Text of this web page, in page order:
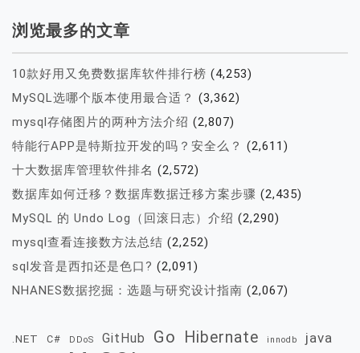
浏览最多的文章
10款好用又免费数据库软件排行榜 (4,253)
MySQL选哪个版本使用最合适？ (3,362)
mysql存储图片的两种方法介绍 (2,807)
特能行APP是特斯拉开发的吗？安全么？ (2,611)
十大数据库管理软件排名 (2,572)
数据库如何迁移？数据库数据迁移方案步骤 (2,435)
MySQL 的 Undo Log（回滚日志）介绍 (2,290)
mysql查看连接数方法总结 (2,252)
sql发音是西扣还是色口? (2,091)
NHANES数据挖掘：选题与研究设计指南 (2,067)
.NET C# DDoS GitHub Go Hibernate innodb java